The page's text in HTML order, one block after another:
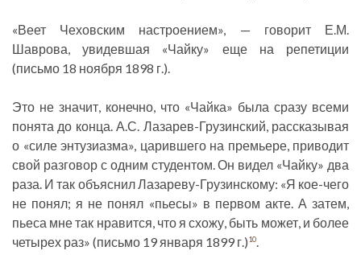
«Веет Чеховским настроением», — говорит Е.М.
Шаврова, увидевшая «Чайку» еще на репетиции
(письмо 18 ноября 1898 г.).
Это не значит, конечно, что «Чайка» была сразу всеми
понята до конца. А.С. Лазарев-Грузинский, рассказывая
о «силе энтузиазма», царившего на премьере, приводит
свой разговор с одним студентом. Он видел «Чайку» два
раза. И так объяснил Лазареву-Грузинскому: «Я кое-чего
не понял; я не понял «пьесы» в первом акте. А затем,
пьеса мне так нравится, что я схожу, быть может, и более
четырех раз» (письмо 19 января 1899 г.)10.